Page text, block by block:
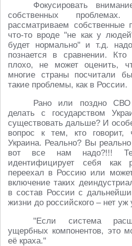
Фокусировать
собственных
рассматриваем собственные
что-то вроде "не как у
будет нормально" и т.д.
познается в сравнении.
плохо, не может оценить,
многие страны посчитали
такие проблемы, как в России.
Рано или поздно СВО
делать с государством
существовать дальше? И
вопрос к тем, кто
Украина. Реально? Вы
вот все нам надо?!!!
идентифицирует себя как
переехал в Россию или
включение таких
в состав России с
жизни до российского – нет уж
"Если система
ущербных компонентов, это
её краха."